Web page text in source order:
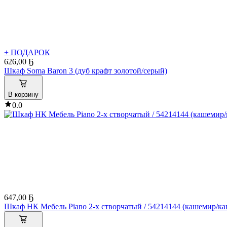
+ ПОДАРОК
626,00 Ҕ
Шкаф Soma Baron 3 (дуб крафт золотой/серый)
В корзину
0.0
647,00 Ҕ
Шкаф НК Мебель Piano 2-х створчатый / 54214144 (кашемир/